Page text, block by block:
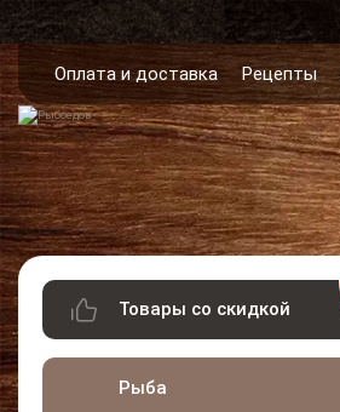
Оплата и доставка Рецепты
Товары со скидкой
Рыба